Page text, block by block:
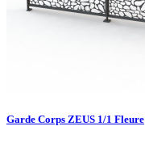
Garde Corps ZEUS 1/1 Fleure